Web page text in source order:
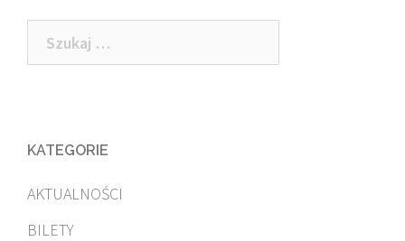
Szukaj:
KATEGORIE
AKTUALNOŚCI
BILETY